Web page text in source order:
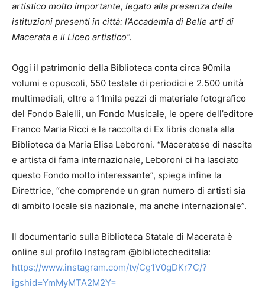
artistico molto importante, legato alla presenza delle
istituzioni presenti in città: l’Accademia di Belle arti di
Macerata e il Liceo artistico”.
Oggi il patrimonio della Biblioteca conta circa 90mila
volumi e opuscoli, 550 testate di periodici e 2.500 unità
multimediali, oltre a 11mila pezzi di materiale fotografico
del Fondo Balelli, un Fondo Musicale, le opere dell’editore
Franco Maria Ricci e la raccolta di Ex libris donata alla
Biblioteca da Maria Elisa Leboroni. “Maceratese di nascita
e artista di fama internazionale, Leboroni ci ha lasciato
questo Fondo molto interessante”, spiega infine la
Direttrice, “che comprende un gran numero di artisti sia
di ambito locale sia nazionale, ma anche internazionale”.
Il documentario sulla Biblioteca Statale di Macerata è
online sul profilo Instagram @bibliotecheditalia:
https://www.instagram.com/tv/Cg1V0gDKr7C/?
igshid=YmMyMTA2M2Y=